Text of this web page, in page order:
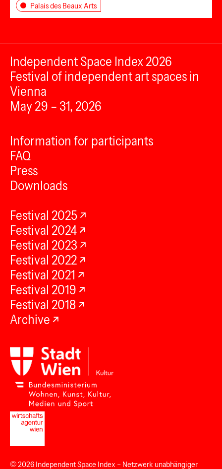
Palais des Beaux Arts
Independent Space Index 2026
Festival of independent art spaces in
Vienna
May 29 – 31, 2026
Information for participants
FAQ
Press
Downloads
Festival 2025
Festival 2024
Festival 2023
Festival 2022
Festival 2021
Festival 2019
Festival 2018
Archive
© 2026 Independent Space Index – Netzwerk unabhängiger